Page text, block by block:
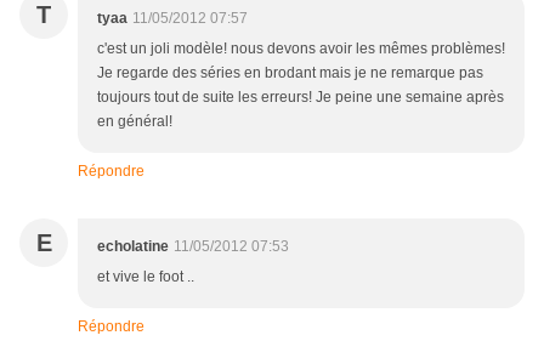
T tyaa 11/05/2012 07:57
c'est un joli modèle! nous devons avoir les mêmes problèmes!
Je regarde des séries en brodant mais je ne remarque pas
toujours tout de suite les erreurs! Je peine une semaine après
en général!
Répondre
E echolatine 11/05/2012 07:53
et vive le foot ..
Répondre